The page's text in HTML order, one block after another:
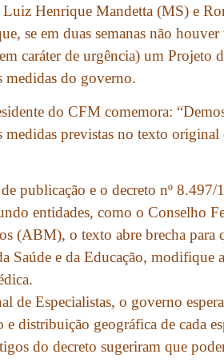
Henrique Mandetta (MS) e
se em duas semanas não
caráter de urgência) um Projeto
medidas do governo.
do CFM comemora:
medidas previstas no texto
publicação e o decreto nº 8.497/
entidades, como o Conselho
(ABM), o texto abre brecha para
Saúde e da Educação, modifique
de Especialistas, o governo
e distribuição geográfica de cada
do decreto sugeriram que